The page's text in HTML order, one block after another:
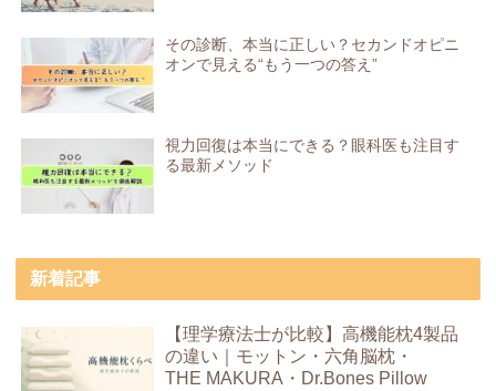
その診断、本当に正しい？セカンドオピニ
オンで見える“もう一つの答え”
視力回復は本当にできる？眼科医も注目す
る最新メソッド
新着記事
【理学療法士が比較】高機能枕4製品
の違い｜モットン・六角脳枕・
THE MAKURA・Dr.Bones Pillow